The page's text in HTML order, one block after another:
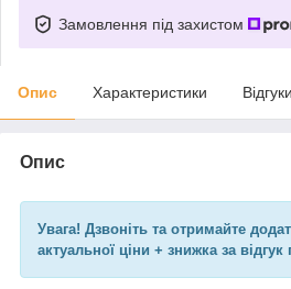
Замовлення під захистом
Опис Характеристики
Опис
Увага! Дзвоніть та отримайте
актуальної ціни + знижка за